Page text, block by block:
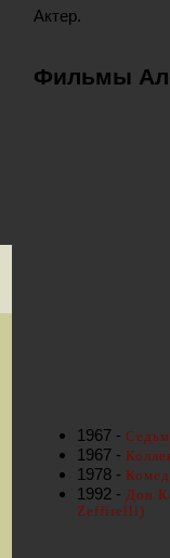
Актер.
Фильмы
1967 -
1967 -
1978 -
1992 - Дон
Zeffirelli)